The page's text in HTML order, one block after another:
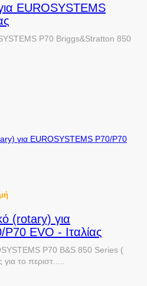
EUROSYSTEMS
P70 Briggs&Stratton 850
(rotary) για
EVO - Ιταλίας
P70 B&S 850 Series (
το περιστ.....